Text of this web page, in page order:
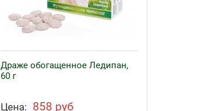
Драже обогащенное Ледипан,
60 г
Цена: 858 руб